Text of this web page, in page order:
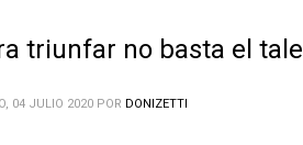
triunfar no basta el
04 JULIO 2020 POR DONIZETTI